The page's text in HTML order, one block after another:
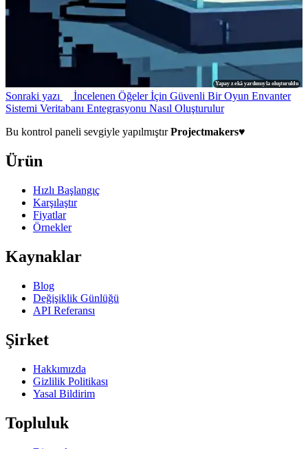
Yapay zekâ yardımıyla oluşturuldu
Sonraki yazı
İncelenen Öğeler İçin Güvenli Bir Oyun Envanter
Sistemi Veritabanı Entegrasyonu Nasıl Oluşturulur
Bu kontrol paneli sevgiyle yapılmıştırProjectmakers♥
Ürün
Hızlı Başlangıç
Karşılaştır
Fiyatlar
Örnekler
Kaynaklar
Blog
Değişiklik Günlüğü
API Referansı
Şirket
Hakkımızda
Gizlilik Politikası
Yasal Bildirim
Topluluk